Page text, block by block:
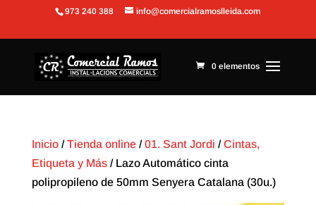
Abrir barra de herramientas
973 240 388 info@comercialramoslleida.com
0 elementos
Inicio/Tienda online/01. Sant Jordi /Cintas,
Etiqueta y Más/ Lazo Automático cinta
polipropileno de 50mm Senyera Catalana (30u.)